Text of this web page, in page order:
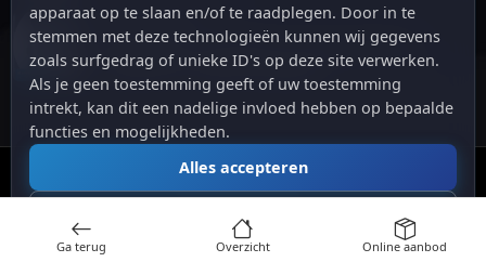
April 12, 2026
De opkomst van Markttrading 2.0: Een
revolutie in online handelen.
Markttrading. Alle rechten voorbehouden.
apparaat op te slaan en/of te raadplegen. Door in te
stemmen met deze technologieën kunnen wij gegevens
zoals surfgedrag of unieke ID's op deze site verwerken.
Als je geen toestemming geeft of uw toestemming
intrekt, kan dit een nadelige invloed hebben op bepaalde
functies en mogelijkheden.
Alles accepteren
Alles afwijzen
Ga terug Overzicht Online aanbod